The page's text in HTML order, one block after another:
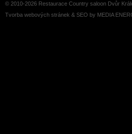
© 2010-2026 Restaurace Country saloon Dvůr
Tvorba webových stránek & SEO by MEDIA